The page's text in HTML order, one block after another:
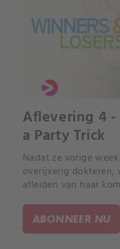
Aflevering 4
a Party Trick
Nadat ze vorige
overijverig dokteren,
afleiden van haar
ABONNEER NU